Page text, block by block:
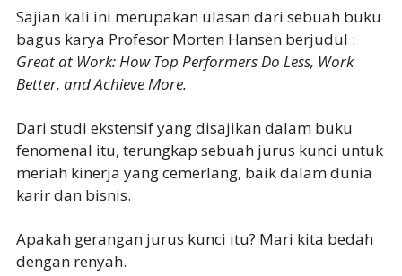
Sajian kali ini merupakan ulasan dari sebuah buku
bagus karya Profesor Morten Hansen berjudul :
Great at Work: How Top Performers Do Less, Work
Better, and Achieve More.
Dari studi ekstensif yang disajikan dalam buku
fenomenal itu, terungkap sebuah jurus kunci untuk
meriah kinerja yang cemerlang, baik dalam dunia
karir dan bisnis.
Apakah gerangan jurus kunci itu? Mari kita bedah
dengan renyah.